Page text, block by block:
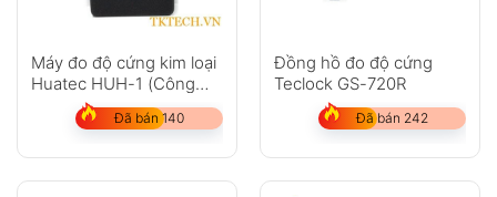
Máy đo độ cứng kim loại
Huatec HUH-1 (Công
nghệ siêu âm Đức)
Đã bán 140
Đồng hồ đo độ cứng
Teclock GS-720R
Đã bán 242